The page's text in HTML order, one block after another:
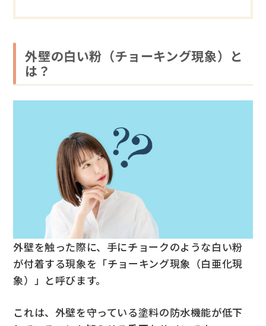
外壁の白い粉（チョーキング現象）と
は？
外壁を触った際に、手にチョークのような白い粉
が付着する現象を「チョーキング現象（白亜化現
象）」と呼びます。
これは、外壁を守っている塗料の防水機能が低下